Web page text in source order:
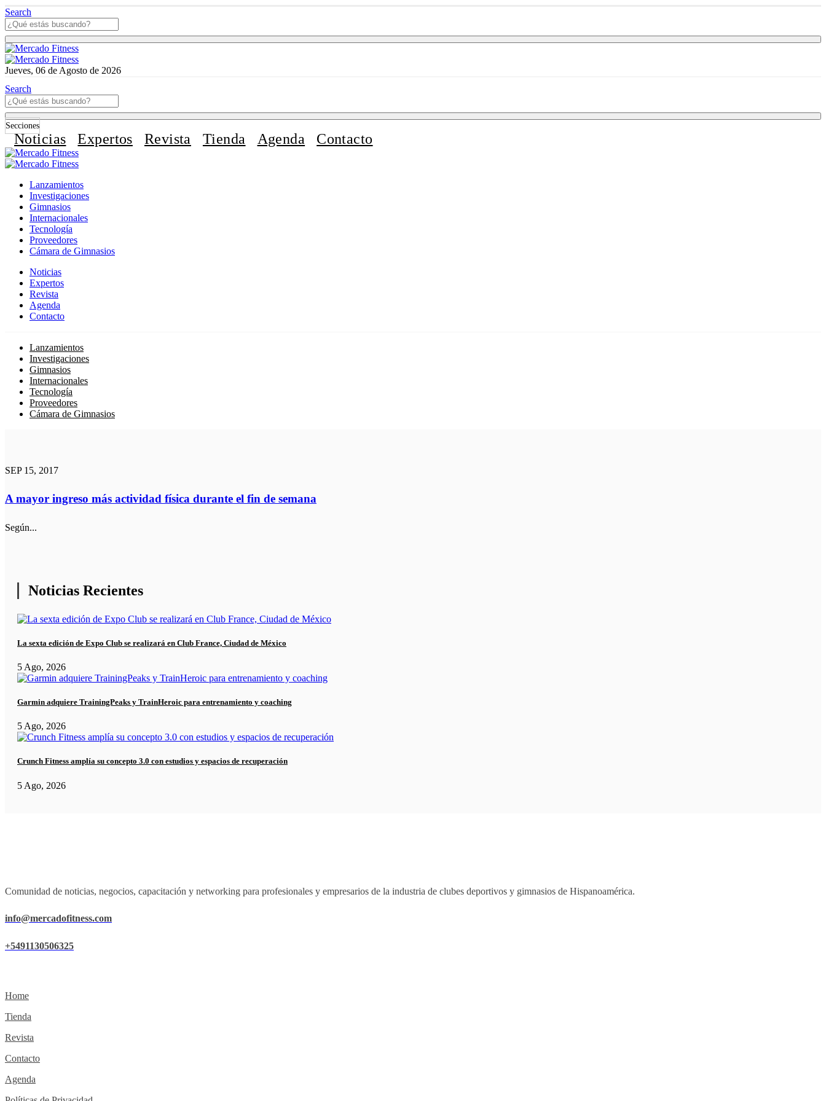
Search
Jueves, 06 de Agosto de 2026
Search
Secciones
Noticias Expertos Revista Tienda Agenda Contacto
Lanzamientos
Investigaciones
Gimnasios
Internacionales
Tecnología
Proveedores
Cámara de Gimnasios
Noticias
Expertos
Revista
Agenda
Contacto
Lanzamientos
Investigaciones
Gimnasios
Internacionales
Tecnología
Proveedores
Cámara de Gimnasios
SEP 15, 2017
A mayor ingreso más actividad física durante el fin de semana
Según...
Noticias Recientes
La sexta edición de Expo Club se realizará en Club France, Ciudad de México
5 Ago, 2026
Garmin adquiere TrainingPeaks y TrainHeroic para entrenamiento y coaching
5 Ago, 2026
Crunch Fitness amplía su concepto 3.0 con estudios y espacios de recuperación
5 Ago, 2026
Comunidad de noticias, negocios, capacitación y networking para profesionales y empresarios de la industria de clubes deportivos y gimnasios de Hispanoamérica.
info@mercadofitness.com
+5491130506325
Home
Tienda
Revista
Contacto
Agenda